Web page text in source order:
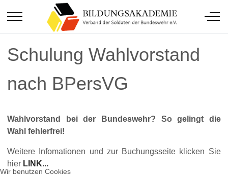
Mobile Menu Toggle Off-
Soldatinnen und Soldaten.
Schulung Wahlvorstand
nach BPersVG
Wahlvorstand bei der Bundeswehr? So gelingt die
Wahl fehlerfrei!
Weitere Infomationen und zur Buchungsseite klicken Sie
hier LINK...
Wir benutzen Cookies